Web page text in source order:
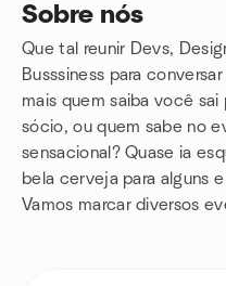
Sobre nós
Que tal reunir Devs,
Busssiness para
mais quem saiba você
sócio, ou quem sabe no
sensacional? Quase ia
bela cerveja para alguns
Vamos marcar diversos
Links do grupo